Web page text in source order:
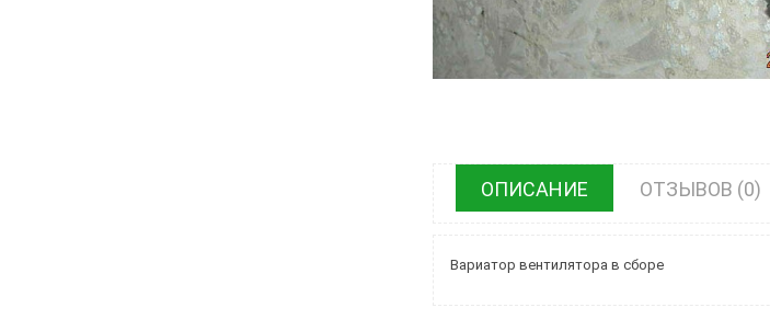
ОПИСАНИЕ ОТЗЫВОВ (0)
Вариатор вентилятора в сборе